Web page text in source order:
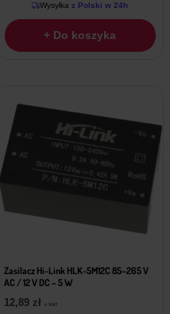
Wysyłka z Polski w 24h
+ Do koszyka
Zasilacz Hi-Link HLK-5M12C 85–265 V
AC / 12 V DC – 5 W
12,89 zł z VAT